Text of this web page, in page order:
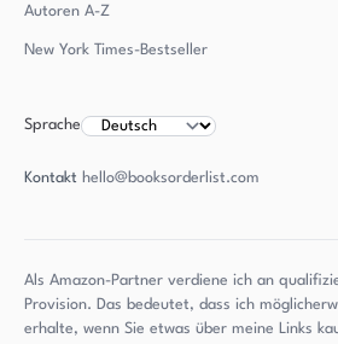
Autoren A-Z
New York Times-Bestseller
Sprache
Kontakt hello@booksorderlist.com
Als Amazon-Partner verdiene ich an
Provision. Das bedeutet, dass ich
erhalte, wenn Sie etwas über meine Links